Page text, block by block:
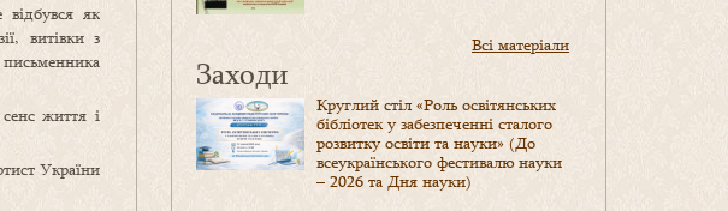
як
витівки з
життя і
України
Всі матеріали
Заходи
Круглий стіл «Роль освітянських
бібліотек у забезпеченні сталого
розвитку освіти та науки» (До
всеукраїнського фестивалю науки
– 2026 та Дня науки)